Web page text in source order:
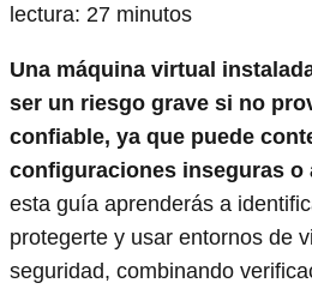
lectura: 27 minutos
Una máquina virtual
ser un riesgo grave si no
confiable, ya que puede
configuraciones inseguras o
esta guía aprenderás a
protegerte y usar entornos de
seguridad, combinando